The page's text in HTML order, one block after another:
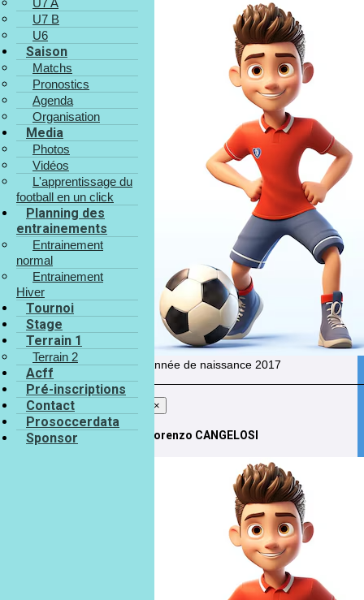
U7 A
U7 B
U6
Saison
Matchs
Pronostics
Agenda
Organisation
Media
Photos
Vidéos
L'apprentissage du
football en un click
Planning des
entrainements
Entrainement
normal
Entrainement
Hiver
Tournoi
Stage
Terrain 1
Terrain 2
Acff
Pré-inscriptions
Contact
Prosoccerdata
Sponsor
Arthur
BROUHARGE
Année de naissance 2017
×
Lorenzo CANGELOSI